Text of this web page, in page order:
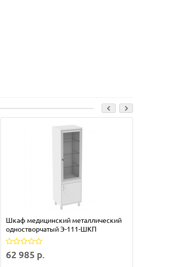
Шкаф медицинский металлический
одностворчатый Э-111-ШКП
62 985 р.